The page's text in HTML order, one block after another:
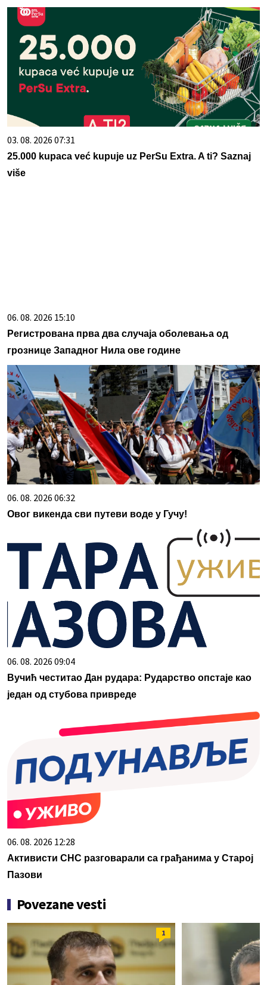
03. 08. 2026 07:31
25.000 kupaca već kupuje uz PerSu Extra. A ti? Saznaj
više
06. 08. 2026 15:10
Регистрована прва два случаја оболевања од
грознице Западног Нила ове године
06. 08. 2026 06:32
Овог викенда сви путеви воде у Гучу!
06. 08. 2026 09:04
Вучић честитао Дан рудара: Рударство опстаје као
један од стубова привреде
06. 08. 2026 12:28
Активисти СНС разговарали са грађанима у Старој
Пазови
Povezane vesti
1